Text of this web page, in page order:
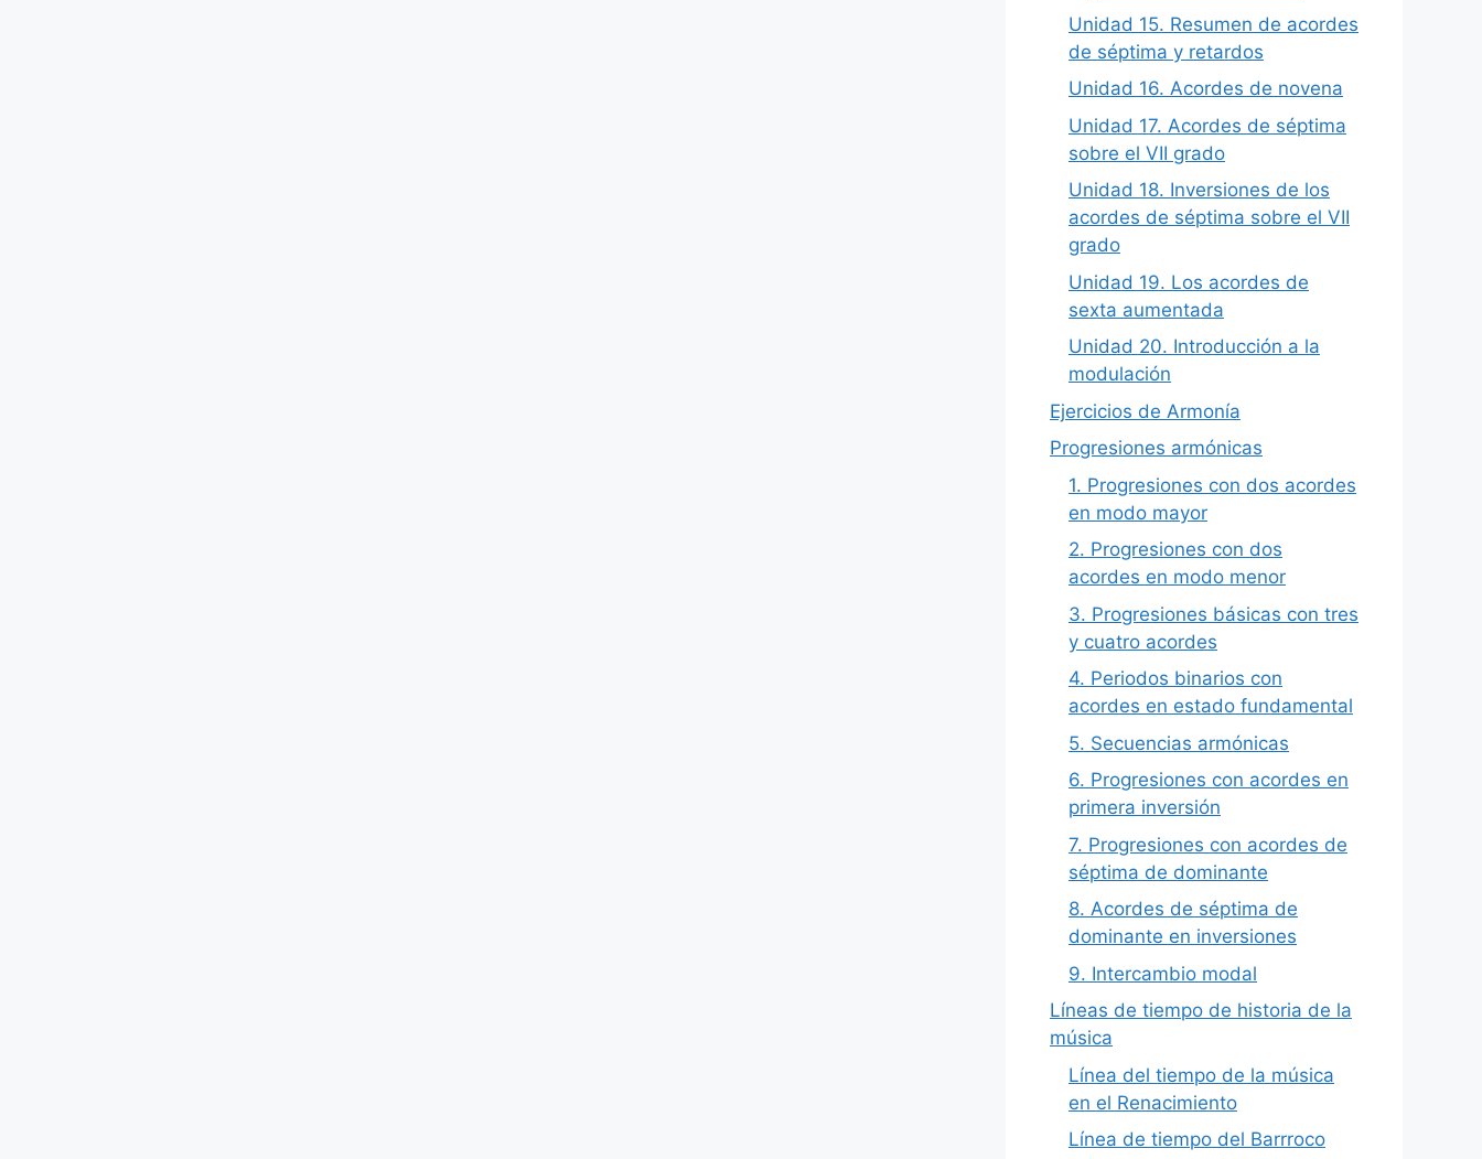
Unidad 15. Resumen de acordes
de séptima y retardos
Unidad 16. Acordes de novena
Unidad 17. Acordes de séptima
sobre el VII grado
Unidad 18. Inversiones de los
acordes de séptima sobre el VII
grado
Unidad 19. Los acordes de
sexta aumentada
Unidad 20. Introducción a la
modulación
Ejercicios de Armonía
Progresiones armónicas
1. Progresiones con dos acordes
en modo mayor
2. Progresiones con dos
acordes en modo menor
3. Progresiones básicas con tres
y cuatro acordes
4. Periodos binarios con
acordes en estado fundamental
5. Secuencias armónicas
6. Progresiones con acordes en
primera inversión
7. Progresiones con acordes de
séptima de dominante
8. Acordes de séptima de
dominante en inversiones
9. Intercambio modal
Líneas de tiempo de historia de la
música
Línea del tiempo de la música
en el Renacimiento
Línea de tiempo del Barrroco